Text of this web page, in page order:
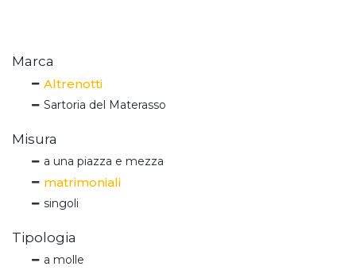
Marca
Altrenotti
Sartoria del Materasso
Misura
a una piazza e mezza
matrimoniali
singoli
Tipologia
a molle